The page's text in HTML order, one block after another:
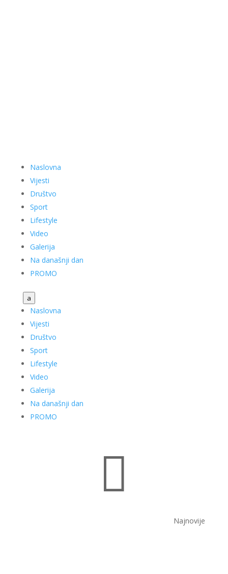
Naslovna
Vijesti
Društvo
Sport
Lifestyle
Video
Galerija
Na današnji dan
PROMO
a
Naslovna
Vijesti
Društvo
Sport
Lifestyle
Video
Galerija
Na današnji dan
PROMO

Najnovije